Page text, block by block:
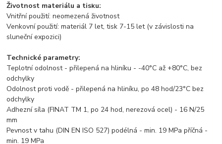
Životnost materiálu a tisku:
Vnitřní použití: neomezená životnost
Venkovní použití: materiál 7 let, tisk 7-15 let (v závislosti na
sluneční expozici)
Technické parametry:
Teplotní odolnost - přilepená na hliníku - -40°C až +80°C, bez
odchylky
Odolnost proti vodě - přilepená na hliníku, po 48 hod/23°C bez
odchylky
Adhezní síla (FINAT TM 1, po 24 hod, nerezová ocel) - 16 N/25
mm
Pevnost v tahu (DIN EN ISO 527) podélná - min. 19 MPa příčná -
min. 19 MPa